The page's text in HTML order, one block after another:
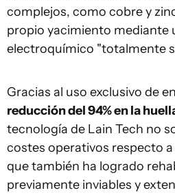
complejos, como cobre y
propio yacimiento mediante
electroquímico "totalmente
Gracias al uso exclusivo de
reducción del 94% en la
tecnología de Lain Tech no
costes operativos respecto
que también ha logrado
previamente inviables y